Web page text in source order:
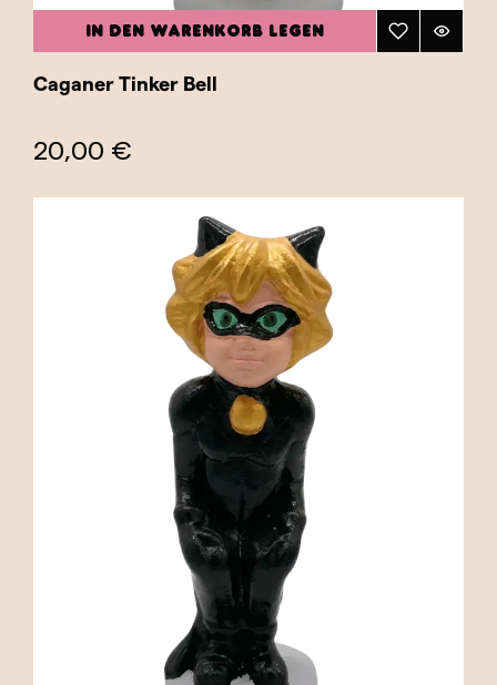
IN DEN WARENKORB LEGEN
Caganer Tinker Bell
20,00 €